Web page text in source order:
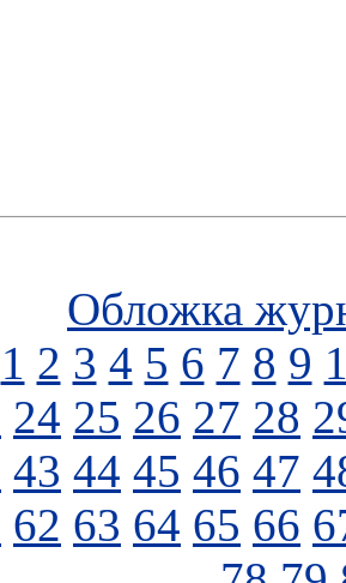
Обложка
1 2 3 4 5 6 7 8 9
24 25 26 27 28
43 44 45 46 47
62 63 64 65 66